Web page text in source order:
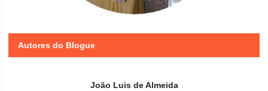
Autores do Blogue
João Luis de Almeida